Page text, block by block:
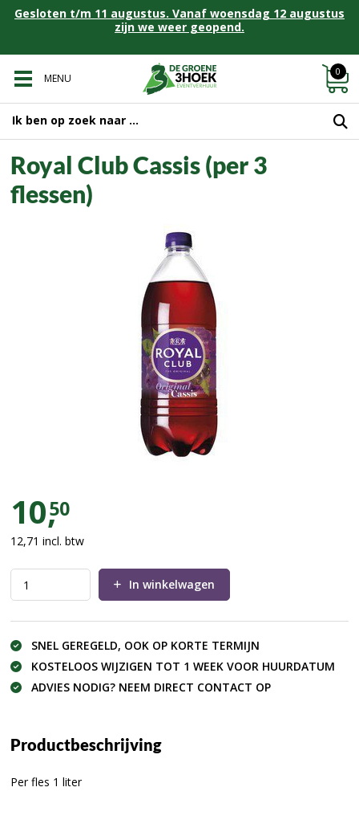
Gesloten t/m 11 augustus. Vanaf woensdag 12 augustus
zijn we weer geopend.
MENU
0
Royal Club Cassis (per 3
flessen)
Royal Club Cassis (per 3 flessen)
10,50
12,71 incl. btw
In winkelwagen
SNEL GEREGELD, OOK OP KORTE TERMIJN
KOSTELOOS WIJZIGEN TOT 1 WEEK VOOR HUURDATUM
ADVIES NODIG? NEEM DIRECT CONTACT OP
Productbeschrijving
Per fles 1 liter